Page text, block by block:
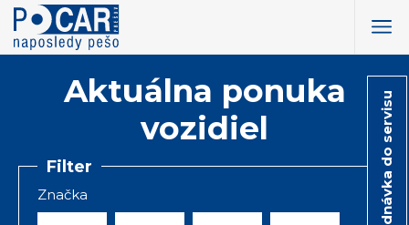
Aktuálna ponuka
vozidiel
Filter
Značka Objednávka do servisu